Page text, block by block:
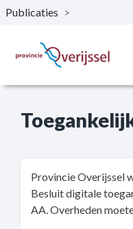
Naar hoofdinhoud
Publicaties >
Provincie Overijssel
Besluit digitale
AA. Overheden